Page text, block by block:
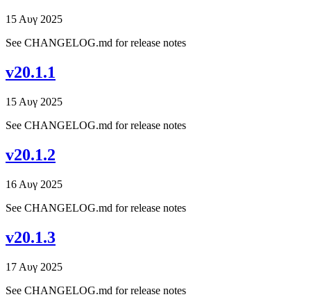
15 Αυγ 2025
See CHANGELOG.md for release notes
v20.1.1
15 Αυγ 2025
See CHANGELOG.md for release notes
v20.1.2
16 Αυγ 2025
See CHANGELOG.md for release notes
v20.1.3
17 Αυγ 2025
See CHANGELOG.md for release notes